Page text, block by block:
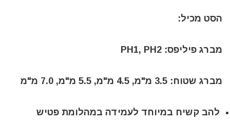
הסט מכיל:
מברג פיליפס: PH1, PH2
מברג שטוח: 3.5 מ"מ, 4.5 מ"מ, 5.5 מ"מ, 7.0 מ"מ
להב קשיח במיוחד לעמידה במהלומת פטיש